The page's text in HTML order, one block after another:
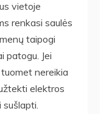
vietoje
renkasi saulės
taipogi
patogu. Jei
nereikia
elektros